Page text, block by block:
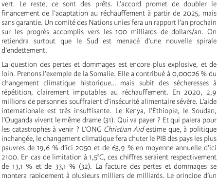
vert. Le reste, ce sont des prêts. L’accord promet de doubler le
financement de l’adaptation au réchauffement à partir de 2025, mais
sans garantie. Un comité des Nations unies fera un rapport l’an prochain
sur les progrès accomplis vers les 100 milliards de dollars/an. On
retiendra surtout que le Sud est menacé d’une nouvelle spirale
d’endettement.
La question des pertes et dommages est encore plus explosive, et de
loin. Prenons l’exemple de la Somalie. Elle a contribué à 0,00026 % du
changement climatique historique… mais subit des sécheresses à
répétition, clairement imputables au réchauffement. En 2020, 2,9
millions de personnes souffraient d’insécurité alimentaire sévère. L’aide
internationale est très insuffisante. Le Kenya, l’Éthiopie, le Soudan,
l’Ouganda vivent le même drame (31). Qui va payer ? Et qui paiera pour
les catastrophes à venir ? L’ONG Christian Aidestime que, à politique
inchangée, le changement climatique fera chuter le PIB des pays les plus
pauvres de 19,6 % d’ici 2050 et de 63,9 % en moyenne annuelle d’ici
2100. En cas de limitation à 1,5°C, ces chiffres seraient respectivement
de 13,1 % et de 33,1 % (32). La facture des pertes et dommages se
montera rapidement à plusieurs milliers de milliards. Le principe d’un